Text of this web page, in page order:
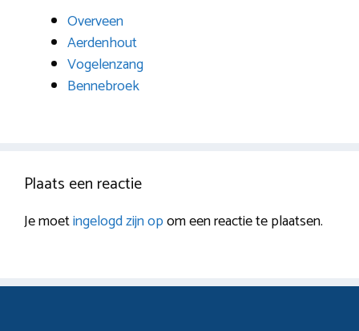
Overveen
Aerdenhout
Vogelenzang
Bennebroek
Plaats een reactie
Je moetingelogd zijn opom een reactie te plaatsen.